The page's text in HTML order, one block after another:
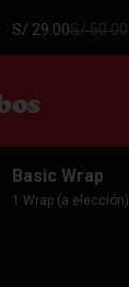
S/ 29.00S/ 50.00
Basic Wrap
1 Wrap (a